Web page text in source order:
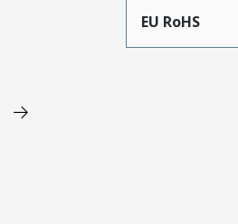
EU RoHS